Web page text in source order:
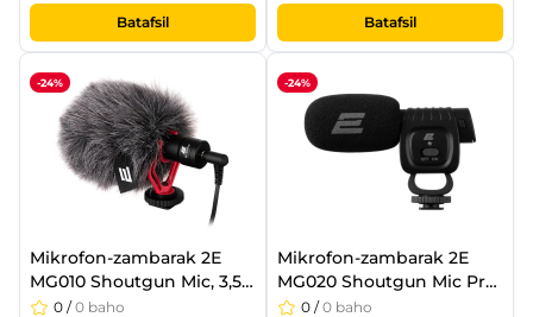
Batafsil Batafsil
-24%
Mikrofon-zambarak 2Е
MG010 Shoutgun Mic, 3,5
mm
0 /0 baho
-24%
Mikrofon-zambarak 2Е
MG020 Shoutgun Mic Pro,
yoqish/o‘chirish tugmasi
0 /0 baho